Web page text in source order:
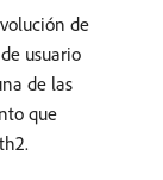
de
usuario
de las
que